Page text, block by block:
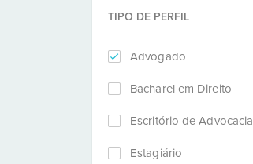
TIPO DE PERFIL
Advogado
Bacharel em Direito
Escritório de Advocacia
Estagiário